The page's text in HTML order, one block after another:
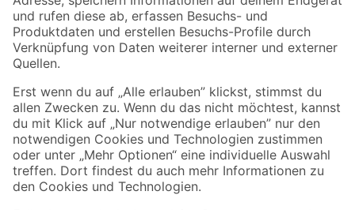
Zahlungsarten Versandarten
Sicher einkaufen
Jetzt die toom-App herunterladen